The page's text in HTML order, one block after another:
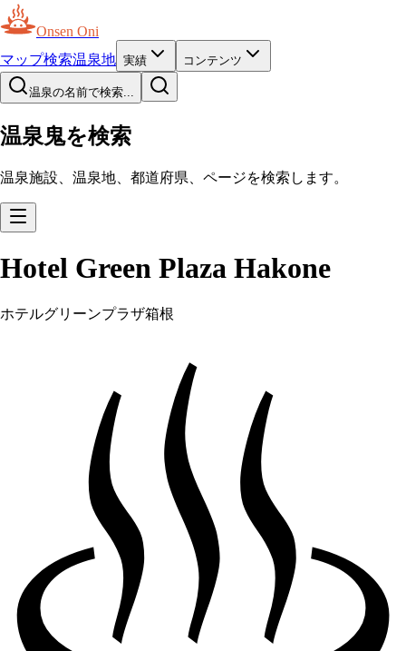
Onsen Oni
マップ検索温泉地 実績 コンテンツ
温泉の名前で検索...
温泉鬼を検索
温泉施設、温泉地、都道府県、ページを検索します。
Hotel Green Plaza Hakone
ホテルグリーンプラザ箱根